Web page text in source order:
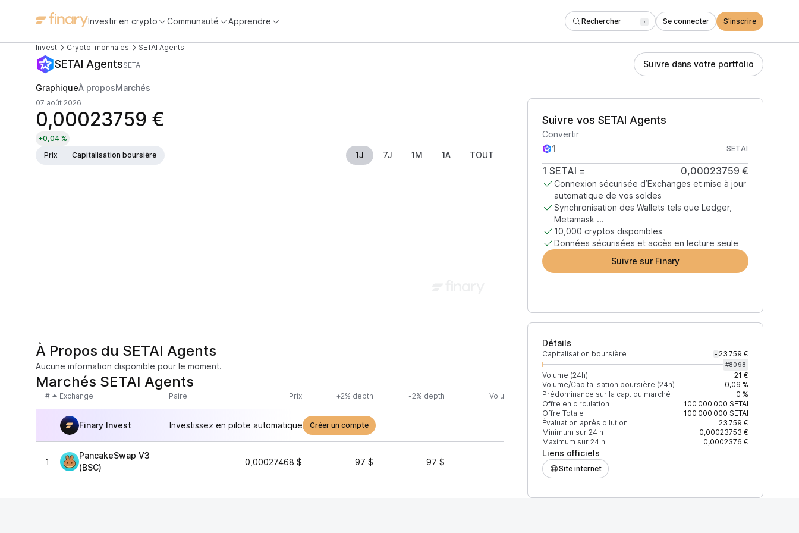
Investir en crypto Communauté Apprendre Rechercher / Se connecter S'inscrire
Invest Crypto-monnaies SETAI Agents
SETAI AgentsSETAI Suivre dans votre portfolio
GraphiqueÀ proposMarchés
07 août 2026
0,00023759 €
+0,04 %
Prix
Capitalisation boursière 1J 7J 1M 1A TOUT
Suivre vos SETAI Agents
Convertir
SETAI
1 SETAI = 0,00023759 €
Connexion sécurisée d’Exchanges et mise à jour
automatique de vos soldes
Synchronisation des Wallets tels que Ledger,
Metamask ...
10,000 cryptos disponibles
Données sécurisées et accès en lecture seule
Suivre sur Finary
Détails
Capitalisation boursière - 23 759 €
#8098
Volume (24h)
21 €
Volume/Capitalisation boursière (24h)
0,09 %
Prédominance sur la cap. du marché
0 %
Offre en circulation
100 000 000 SETAI
Offre Totale
100 000 000 SETAI
Évaluation après dilution
23 759 €
Minimum sur 24 h
0,00023753 €
Maximum sur 24 h
0,0002376 €
Liens officiels
Site internet
À Propos du SETAI Agents
Aucune information disponible pour le moment.
Marchés SETAI Agents
# Exchange Paire Prix +2% depth -2% depth Volume (24h) % du volume Confiance Mis à jour
Finary Invest Investissez en pilote automatique Créer un compte
1
PancakeSwap V3
(BSC)
0,00027468 $ 97 $ 97 $ 100 %